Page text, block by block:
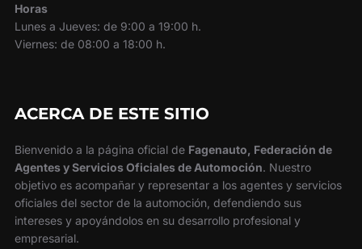
Horas
Lunes a Jueves: de 9:00 a 19:00 h.
Viernes: de 08:00 a 18:00 h.
ACERCA DE ESTE SITIO
Bienvenido a la página oficial de Fagenauto, Federación de
Agentes y Servicios Oficiales de Automoción. Nuestro
objetivo es acompañar y representar a los agentes y servicios
oficiales del sector de la automoción, defendiendo sus
intereses y apoyándolos en su desarrollo profesional y
empresarial.